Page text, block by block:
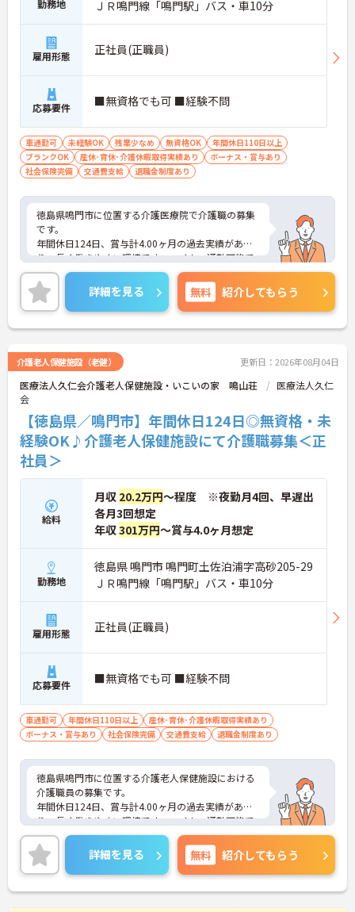
勤務地 ＪＲ鳴門線「鳴門駅」バス・車10分
雇用形態 正社員(正職員)
応募要件 ■無資格でも可 ■経験不問
車通勤可 未経験OK 残業少なめ 無資格OK
年間休日110日以上
ブランクOK
産休･育休･介護休暇取得実績あり
ボーナス・賞与あり
社会保険完備
交通費支給 退職金制度あり
徳島県鳴門市に位置する介護医療院で介護職の募集
です。
年間休日124日、賞与計4.00ヶ月の過去実績があ
り、長く働きやすい環境です。マイカー通勤可能で
駐車場も完備されています。退職金制度もあり、安
定した就業を目指せます。
ご興味のある方には、面接対策ポイントなどさらに
詳細をお話いたしますので、お気軽にご相談くださ
い。
■ 働きやすい休日数が魅力
・年間休日124日
・夏期休暇2日
・年末年始休暇3日
→ プライベートとの両立を目指しやすい環境です♪
■ 安定収入を目指せる待遇
各種手当や賞与実績があります
・皆勤手当あり
→ 安定した収入形成を目指せる環境です♪
■ 通勤しやすい勤務環境
通勤面にも配慮された職場です
・マイカー通勤可
・駐車場あり
→ ご自身に合った通勤方法を選べます♪
詳細を見る 無料 紹介してもらう
介護老人保健施設（老健） 更新日：2026年08月04日
医療法人久仁会介護老人保健施設・いこいの家 鳴山荘
医療法人久仁
会
【徳島県／鳴門市】年間休日124日◎無資格・未
経験OK♪介護老人保健施設にて介護職募集＜正
社員＞
給料
月収 20.2万円～程度 ※夜勤月4回、早遅出
各月3回想定
年収301万円～賞与4.0ヶ月想定
勤務地
徳島県 鳴門市 鳴門町土佐泊浦字高砂205-29
ＪＲ鳴門線「鳴門駅」バス・車10分
雇用形態 正社員(正職員)
応募要件 ■無資格でも可 ■経験不問
車通勤可 年間休日110日以上
産休･育休･介護休暇取得実績あり
ボーナス・賞与あり
社会保険完備 交通費支給 退職金制度あり
徳島県鳴門市に位置する介護老人保健施設における
介護職員の募集です。
年間休日124日、賞与計4.00ヶ月の過去実績があ
り、長く働きやすい環境です。マイカー通勤可能で
駐車場も完備されています。退職金制度もあり、安
定した就業を目指せます。
ご興味のある方には、面接対策ポイントなどさらに
詳細をお話いたしますので、お気軽にご相談くださ
い。
詳細を見る 無料 紹介してもらう